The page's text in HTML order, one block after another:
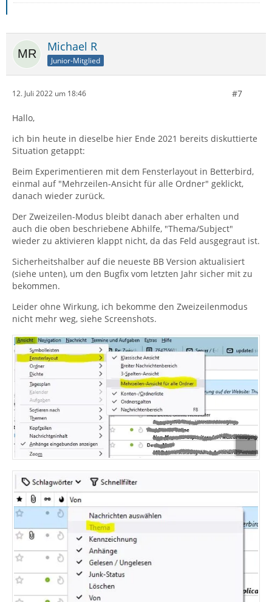
Michael R
Junior-Mitglied
12. Juli 2022 um 18:46 #7
Hallo,
ich bin heute in dieselbe hier Ende 2021 bereits diskuttierte
Situation getappt:
Beim Experimentieren mit dem Fensterlayout in Betterbird,
einmal auf "Mehrzeilen-Ansicht für alle Ordner" geklickt,
danach wieder zurück.
Der Zweizeilen-Modus bleibt danach aber erhalten und
auch die oben beschriebene Abhilfe, "Thema/Subject"
wieder zu aktivieren klappt nicht, da das Feld ausgegraut ist.
Sicherheitshalber auf die neueste BB Version aktualisiert
(siehe unten), um den Bugfix vom letzten Jahr sicher mit zu
bekommen.
Leider ohne Wirkung, ich bekomme den Zweizeilenmodus
nicht mehr weg, siehe Screenshots.